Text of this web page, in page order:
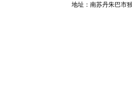
地址：南苏丹朱巴市